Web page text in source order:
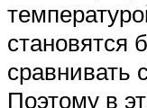
становятся
сравнивать
Поэтому в